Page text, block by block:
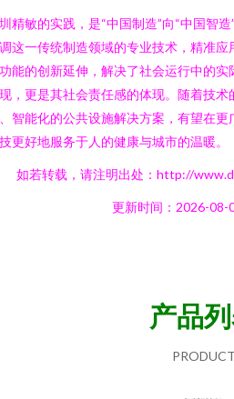
精敏的实践，是“中国制造”向“中国智
这一传统制造领域的专业技术，精准
能的创新延伸，解决了社会运行中的
，更是其社会责任感的体现。随着技
智能化的公共设施解决方案，有望在
更好地服务于人的健康与城市的温暖。
如若转载，请注明出处：http://
更新时间：2026-08-
产品
PRODUCT